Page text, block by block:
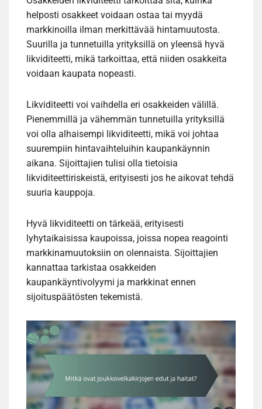
helposti osakkeet voidaan ostaa tai myydä
markkinoilla ilman merkittävää hintamuutosta.
Suurilla ja tunnetuilla yrityksillä on yleensä hyvä
likviditeetti, mikä tarkoittaa, että niiden osakkeita
voidaan kaupata nopeasti.
Likviditeetti voi vaihdella eri osakkeiden välillä.
Pienemmillä ja vähemmän tunnetuilla yrityksillä
voi olla alhaisempi likviditeetti, mikä voi johtaa
suurempiin hintavaihteluihin kaupankäynnin
aikana. Sijoittajien tulisi olla tietoisia
likviditeettiriskeistä, erityisesti jos he aikovat tehdä
suuria kauppoja.
Hyvä likviditeetti on tärkeää, erityisesti
lyhytaikaisissa kaupoissa, joissa nopea reagointi
markkinamuutoksiin on olennaista. Sijoittajien
kannattaa tarkistaa osakkeiden
kaupankäyntivolyymi ja markkinat ennen
sijoituspäätösten tekemistä.